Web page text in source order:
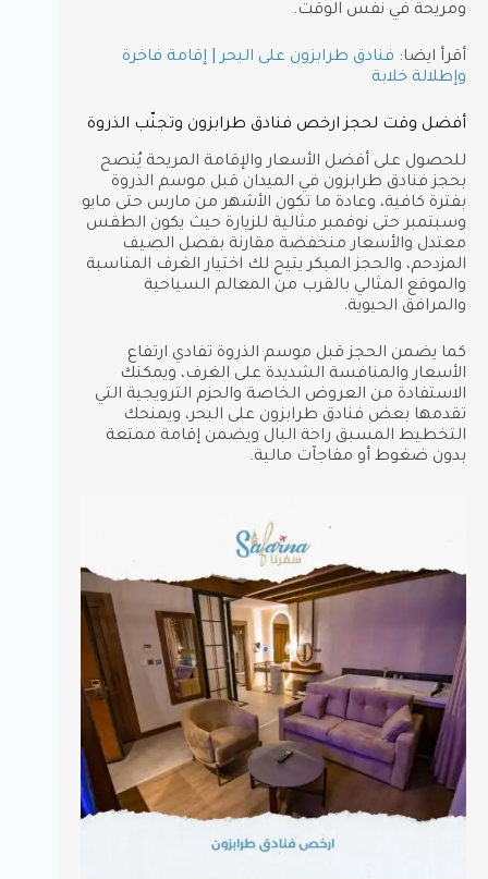
ومريحة في نفس الوقت.
أقرأ ايضا: فنادق طرابزون على البحر | إقامة فاخرة
وإطلالة خلابة
أفضل وقت لحجز ارخص فنادق طرابزون وتجنّب الذروة
للحصول على أفضل الأسعار والإقامة المريحة يُنصح
بحجز فنادق طرابزون في الميدان قبل موسم الذروة
بفترة كافية، وعادة ما تكون الأشهر من مارس حتى مايو
وسبتمبر حتى نوفمبر مثالية للزيارة حيث يكون الطقس
معتدل والأسعار منخفضة مقارنة بفصل الصيف
المزدحم، والحجز المبكر يتيح لك اختيار الغرف المناسبة
والموقع المثالي بالقرب من المعالم السياحية
والمرافق الحيوية.
كما يضمن الحجز قبل موسم الذروة تفادي ارتفاع
الأسعار والمنافسة الشديدة على الغرف، ويمكنك
الاستفادة من العروض الخاصة والحزم الترويجية التي
تقدمها بعض فنادق طرابزون على البحر، ويمنحك
التخطيط المسبق راحة البال ويضمن إقامة ممتعة
بدون ضغوط أو مفاجآت مالية.